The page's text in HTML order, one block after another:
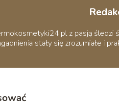
z pasją
stały się zrozumiałe i